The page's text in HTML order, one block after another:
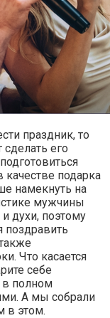
праздник, то
его
качестве подарка
намекнуть на
мужчины
духи, поэтому
поздравить
Что касается
себе
полном
А мы собрали
в этом.